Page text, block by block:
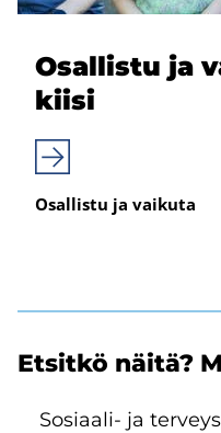
Osal­lis­tu ja
kii­si
Osallistu ja vaikuta
Et­sit­kö näitä?
Sosiaali-​ ja